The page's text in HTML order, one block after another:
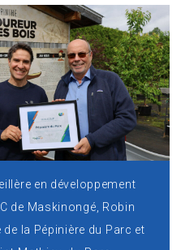
en développement
de Maskinongé, Robin
la Pépinière du Parc et